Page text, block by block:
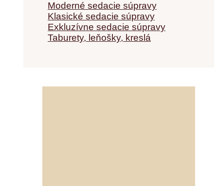
Moderné sedacie súpravy
Klasické sedacie súpravy
Exkluzívne sedacie súpravy
Taburety, leňošky, kreslá